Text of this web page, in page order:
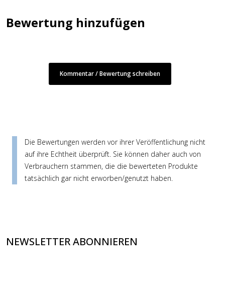
Bewertung hinzufügen
Kommentar / Bewertung schreiben
Die Bewertungen werden vor ihrer Veröffentlichung nicht
auf ihre Echtheit überprüft. Sie können daher auch von
Verbrauchern stammen, die die bewerteten Produkte
tatsächlich gar nicht erworben/genutzt haben.
NEWSLETTER ABONNIEREN